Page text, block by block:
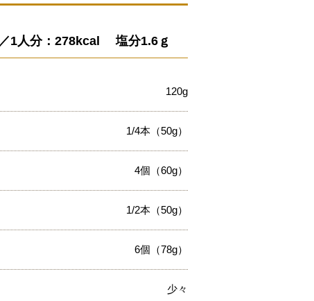
1人分：278kcal 塩分1.6ｇ
120g
1/4本（50g）
4個（60g）
1/2本（50g）
6個（78g）
少々